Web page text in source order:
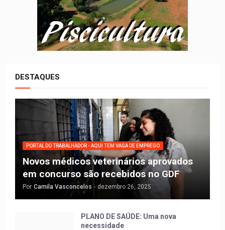
DESTAQUES
PORTAL DO TRABALHADOR - AQUI TEM VAGA DE EMPREGO
Novos médicos veterinários aprovados
em concurso são recebidos no GDF
Por Camila Vasconcelos - dezembro 26, 2025
PLANO DE SAÚDE: Uma nova
necessidade